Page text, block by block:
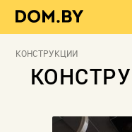
КОНСТРУКЦИИ